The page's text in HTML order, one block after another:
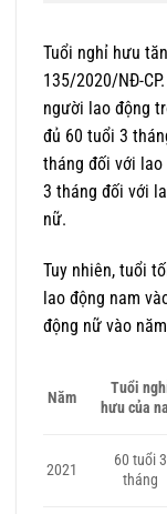
Tuổi nghỉ hưu
135/2020/NĐ-
người lao động
đủ 60 tuổi 3
tháng đối với lao
3 tháng đối với
nữ.
Tuy nhiên, tuổi
lao động nam
động nữ vào
Năm
Tuổi
hưu của
2021
60 tuổi 3
tháng